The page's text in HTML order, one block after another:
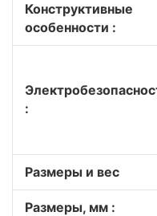
Конструктивные
особенности :
:
Размеры и вес
Размеры, мм :